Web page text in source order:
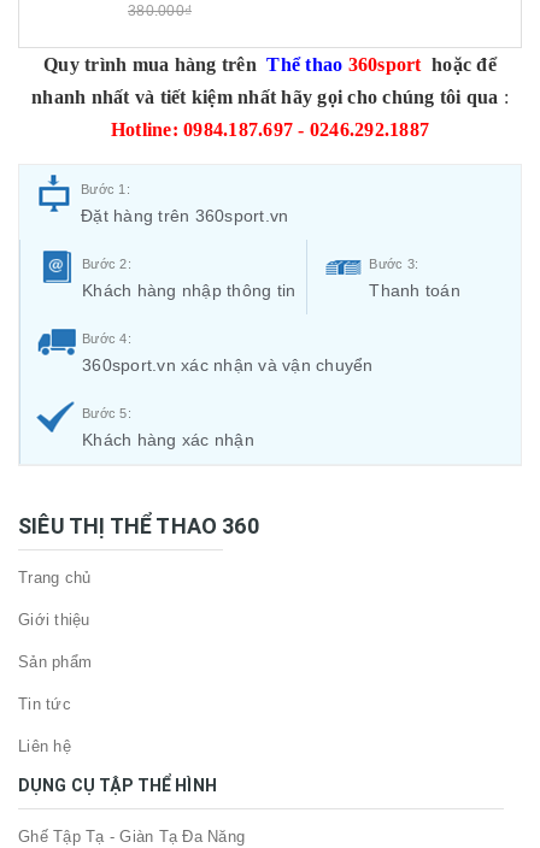
380.000₫
Quy trình mua hàng trên Thể thao 360sport hoặc để
nhanh nhất và tiết kiệm nhất hãy gọi cho chúng tôi qua :
Hotline: 0984.187.697 - 0246.292.1887
Bước 1:
Đặt hàng trên 360sport.vn
Bước 2:
Khách hàng nhập thông tin
Bước 3:
Thanh toán
Bước 4:
360sport.vn xác nhận và vận chuyển
Bước 5:
Khách hàng xác nhận
SIÊU THỊ THỂ THAO 360
Trang chủ
Giới thiệu
Sản phẩm
Tin tức
Liên hệ
DỤNG CỤ TẬP THỂ HÌNH
Ghế Tập Tạ - Giàn Tạ Đa Năng